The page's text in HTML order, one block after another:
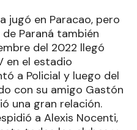
jugó en Paracao, pero
Paraná también
del 2022 llegó
en el estadio
a Policial y luego del
con su amigo Gastón
una gran relación.
a Alexis Nocenti,